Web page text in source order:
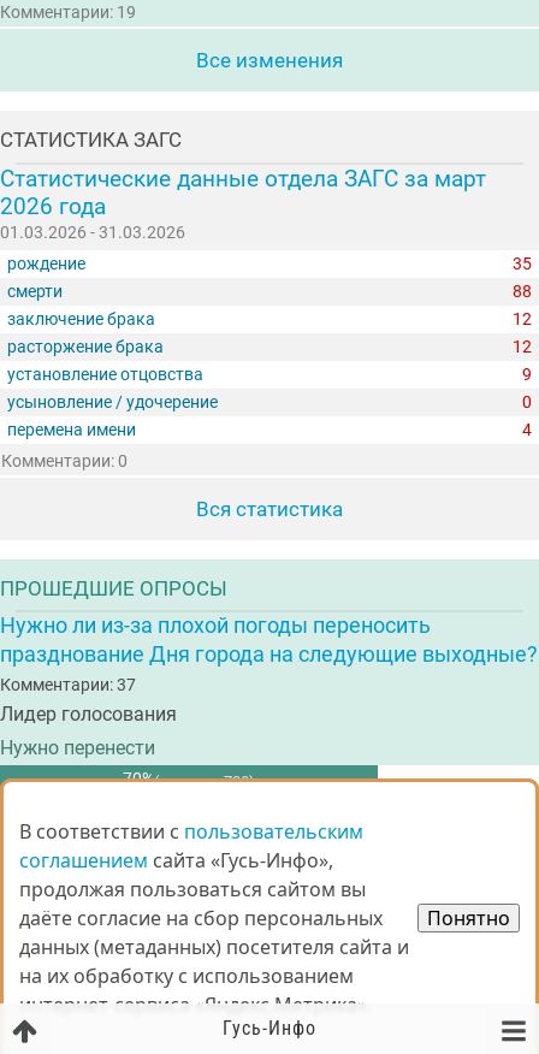
Комментарии: 19
Все изменения
СТАТИСТИКА ЗАГС
Статистические данные отдела ЗАГС за март
2026 года
01.03.2026 - 31.03.2026
рождение
35
смерти
88
заключение брака
12
расторжение брака
12
установление отцовства
9
усыновление / удочерение
0
перемена имени
4
Комментарии: 0
Вся статистика
ПРОШЕДШИЕ ОПРОСЫ
Нужно ли из-за плохой погоды переносить
празднование Дня города на следующие выходные?
Комментарии: 37
Лидер голосования
Нужно перенести
70%(голосов: 730)
Все опросы
ОРГАНИЗАЦИИ ГОРОДА
Гусь-Инфо
В соответствии с пользовательским
соглашением сайта «Гусь-Инфо»,
продолжая пользоваться сайтом вы
даёте согласие на сбор персональных
данных (метаданных) посетителя сайта и
на их обработку с использованием
интернет-сервиса «Яндекс.Метрика».
Понятно
В соответствии с пользовательским
соглашением сайта «Гусь-Инфо»,
продолжая пользоваться сайтом вы
даёте согласие на сбор персональных
данных (метаданных) посетителя сайта и
на их обработку с использованием
интернет-сервиса «Яндекс.Метрика».
Понятно